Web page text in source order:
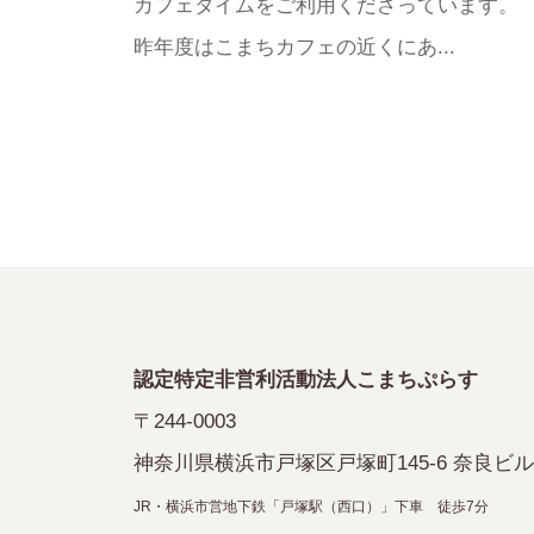
カフェタイムをご利用くださっています。
昨年度はこまちカフェの近くにあ...
認定特定非営利活動法人こまちぷらす
〒244-0003
神奈川県横浜市戸塚区戸塚町145-6 奈良ビ
JR・横浜市営地下鉄「戸塚駅（西口）」下車 徒歩7分